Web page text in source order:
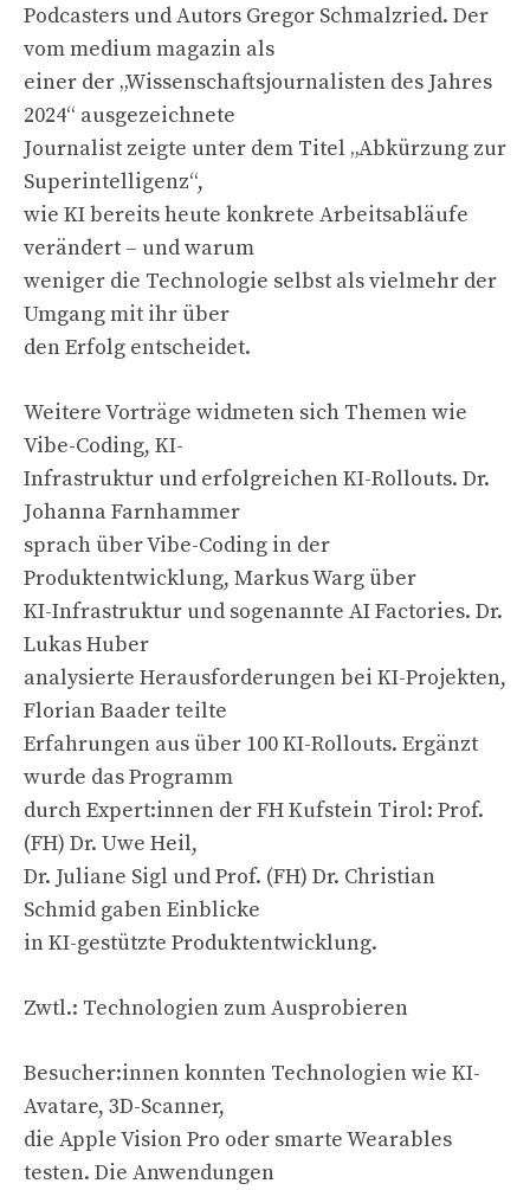
Podcasters und Autors Gregor Schmalzried. Der
vom medium magazin als
einer der „Wissenschaftsjournalisten des Jahres
2024“ ausgezeichnete
Journalist zeigte unter dem Titel „Abkürzung zur
Superintelligenz“,
wie KI bereits heute konkrete Arbeitsabläufe
verändert – und warum
weniger die Technologie selbst als vielmehr der
Umgang mit ihr über
den Erfolg entscheidet.
Weitere Vorträge widmeten sich Themen wie
Vibe-Coding, KI-
Infrastruktur und erfolgreichen KI-Rollouts. Dr.
Johanna Farnhammer
sprach über Vibe-Coding in der
Produktentwicklung, Markus Warg über
KI-Infrastruktur und sogenannte AI Factories. Dr.
Lukas Huber
analysierte Herausforderungen bei KI-Projekten,
Florian Baader teilte
Erfahrungen aus über 100 KI-Rollouts. Ergänzt
wurde das Programm
durch Expert:innen der FH Kufstein Tirol: Prof.
(FH) Dr. Uwe Heil,
Dr. Juliane Sigl und Prof. (FH) Dr. Christian
Schmid gaben Einblicke
in KI-gestützte Produktentwicklung.
Zwtl.: Technologien zum Ausprobieren
Besucher:innen konnten Technologien wie KI-
Avatare, 3D-Scanner,
die Apple Vision Pro oder smarte Wearables
testen. Die Anwendungen